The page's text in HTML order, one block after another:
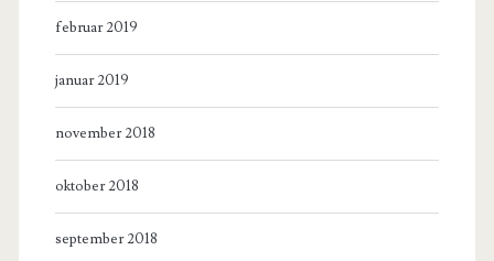
februar 2019
januar 2019
november 2018
oktober 2018
september 2018